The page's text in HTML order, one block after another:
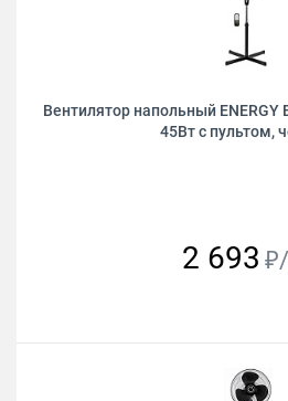
Вентилятор напольный ENERGY
45Вт с пультом,
2 693 ₽/